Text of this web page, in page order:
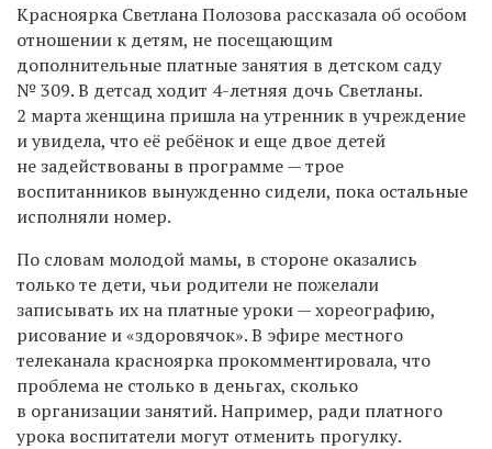
Красноярка Светлана Полозова рассказала об особом
отношении к детям, не посещающим
дополнительные платные занятия в детском саду
№ 309. В детсад ходит 4-летняя дочь Светланы.
2 марта женщина пришла на утренник в учреждение
и увидела, что её ребёнок и еще двое детей
не задействованы в программе — трое
воспитанников вынужденно сидели, пока остальные
исполняли номер.
По словам молодой мамы, в стороне оказались
только те дети, чьи родители не пожелали
записывать их на платные уроки — хореографию,
рисование и «здоровячок». В эфире местного
телеканала красноярка прокомментировала, что
проблема не столько в деньгах, сколько
в организации занятий. Например, ради платного
урока воспитатели могут отменить прогулку.